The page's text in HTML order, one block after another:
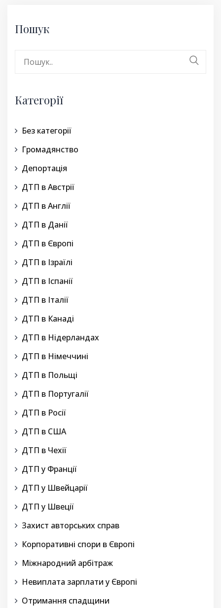
Пошук
Категорії
Без категорії
Громадянство
Депортація
ДТП в Австрії
ДТП в Англії
ДТП в Данії
ДТП в Європі
ДТП в Ізраїлі
ДТП в Іспанії
ДТП в Італії
ДТП в Канаді
ДТП в Нідерландах
ДТП в Німеччині
ДТП в Польщі
ДТП в Португалії
ДТП в Росії
ДТП в США
ДТП в Чехії
ДТП у Франції
ДТП у Швейцарії
ДТП у Швеції
Захист авторських справ
Корпоративні спори в Європі
Міжнародний арбітраж
Невиплата зарплати у Європі
Отримання спадщини